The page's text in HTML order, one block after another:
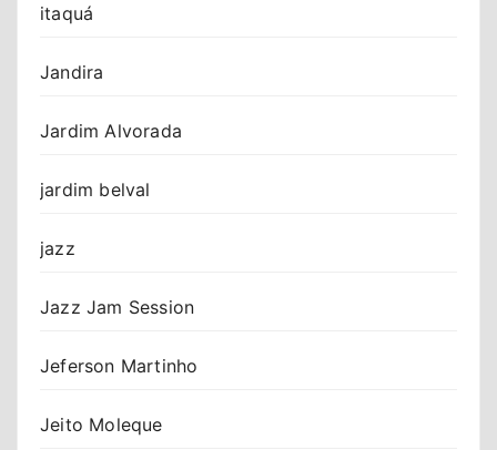
itaquá
Jandira
Jardim Alvorada
jardim belval
jazz
Jazz Jam Session
Jeferson Martinho
Jeito Moleque